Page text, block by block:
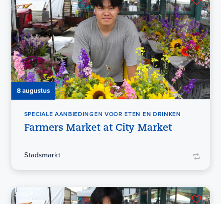
8 augustus
SPECIALE AANBIEDINGEN VOOR ETEN EN DRINKEN
Farmers Market at City Market
Stadsmarkt